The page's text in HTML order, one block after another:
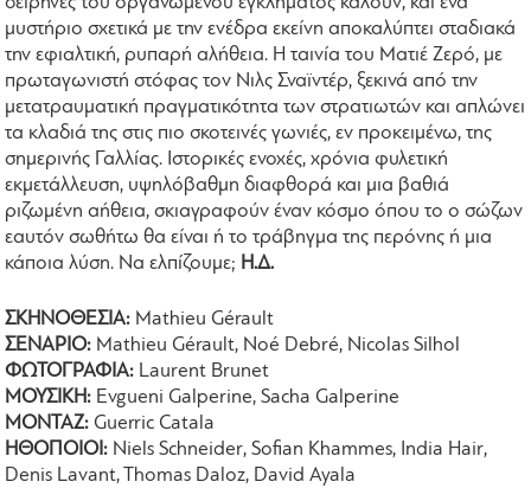
μυστήριο σχετικά με την ενέδρα εκείνη αποκαλύπτει σταδιακά
την εφιαλτική, ρυπαρή αλήθεια. Η ταινία του Ματιέ Ζερό, με
πρωταγωνιστή στόφας τον Νιλς Σναϊντέρ, ξεκινά από την
μετατραυματική πραγματικότητα των στρατιωτών και απλώνει
τα κλαδιά της στις πιο σκοτεινές γωνιές, εν προκειμένω, της
σημερινής Γαλλίας. Ιστορικές ενοχές, χρόνια φυλετική
εκμετάλλευση, υψηλόβαθμη διαφθορά και μια βαθιά
ριζωμένη αήθεια, σκιαγραφούν έναν κόσμο όπου το ο σώζων
εαυτόν σωθήτω θα είναι ή το τράβηγμα της περόνης ή μια
κάποια λύση. Να ελπίζουμε; Η.Δ.
ΣΚΗΝΟΘΕΣΙΑ: Mathieu Gérault
ΣΕΝΑΡΙΟ: Mathieu Gérault, Noé Debré, Nicolas Silhol
ΦΩΤΟΓΡΑΦΙΑ: Laurent Brunet
ΜΟΥΣΙΚΗ: Evgueni Galperine, Sacha Galperine
ΜΟΝΤΑΖ: Guerric Catala
ΗΘΟΠΟΙΟΙ: Niels Schneider, Sofian Khammes, India Hair,
Denis Lavant, Thomas Daloz, David Ayala